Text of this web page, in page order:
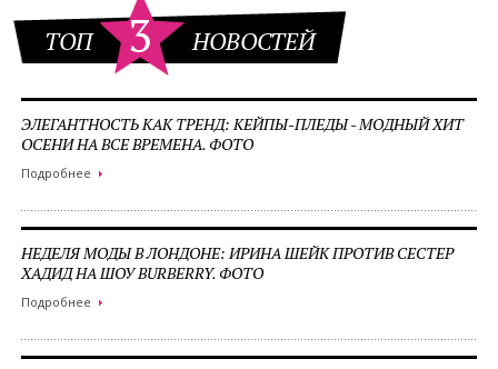
ТОП 3 НОВОСТЕЙ
ЭЛЕГАНТНОСТЬ КАК ТРЕНД: КЕЙПЫ-ПЛЕДЫ - МОДНЫЙ ХИТ
ОСЕНИ НА ВСЕ ВРЕМЕНА. ФОТО
Подробнее
НЕДЕЛЯ МОДЫ В ЛОНДОНЕ: ИРИНА ШЕЙК ПРОТИВ СЕСТЕР
ХАДИД НА ШОУ BURBERRY. ФОТО
Подробнее